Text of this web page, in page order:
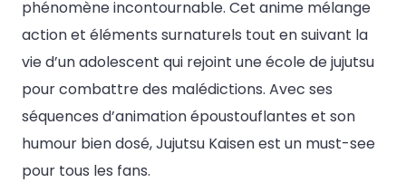
phénomène incontournable. Cet anime mélange
action et éléments surnaturels tout en suivant la
vie d’un adolescent qui rejoint une école de jujutsu
pour combattre des malédictions. Avec ses
séquences d’animation époustouflantes et son
humour bien dosé, Jujutsu Kaisen est un must-see
pour tous les fans.